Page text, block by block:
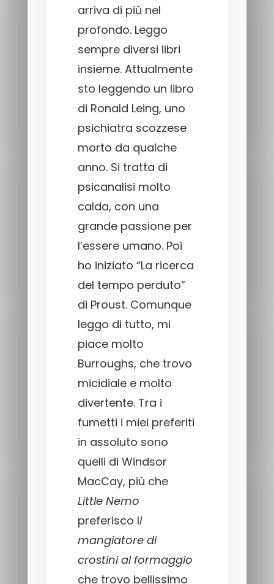
arriva di più nel
profondo. Leggo
sempre diversi libri
insieme. Attualmente
sto leggendo un libro
di Ronald Leing, uno
psichiatra scozzese
morto da qualche
anno. Si tratta di
psicanalisi molto
calda, con una
grande passione per
l’essere umano. Poi
ho iniziato “La ricerca
del tempo perduto”
di Proust. Comunque
leggo di tutto, mi
piace molto
Burroughs, che trovo
micidiale e molto
divertente. Tra i
fumetti i miei preferiti
in assoluto sono
quelli di Windsor
MacCay, più che
Little Nemo
preferisco Il
mangiatore di
crostini al formaggio
che trovo bellissimo